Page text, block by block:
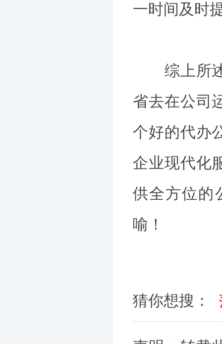
一时间及时
综上所述
省去在公司
个好的代办
企业现代化
供全方位的
喻！
猜你想搜：